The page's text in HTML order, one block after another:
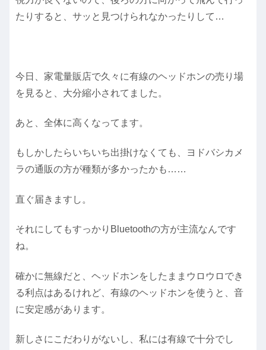
たりすると、サッと見つけられなかったりして…
今日、家電量販店で久々に有線のヘッドホンの売り場
を見ると、大分縮小されてました。
あと、全体に高くなってます。
もしかしたらいちいち出掛けなくても、ヨドバシカメ
ラの通販の方が種類が多かったかも……
直ぐ届きますし。
それにしてもすっかりBluetoothの方が主流なんです
ね。
確かに無線だと、ヘッドホンをしたままウロウロでき
る利点はあるけれど、有線のヘッドホンを使うと、音
に安定感があります。
新しさにこだわりがないし、私には有線で十分でし